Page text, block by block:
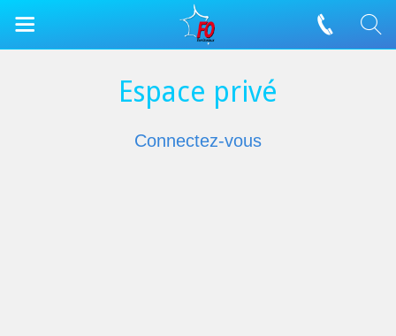
Espace privé
Connectez-vous